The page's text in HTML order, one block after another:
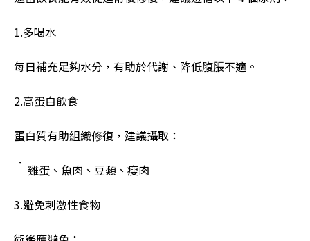
1.多喝水
每日補充足夠水分，有助於代謝、降低腹脹不適。
2.高蛋白飲食
蛋白質有助組織修復，建議攝取：
雞蛋、魚肉、豆類、瘦肉
3.避免刺激性食物